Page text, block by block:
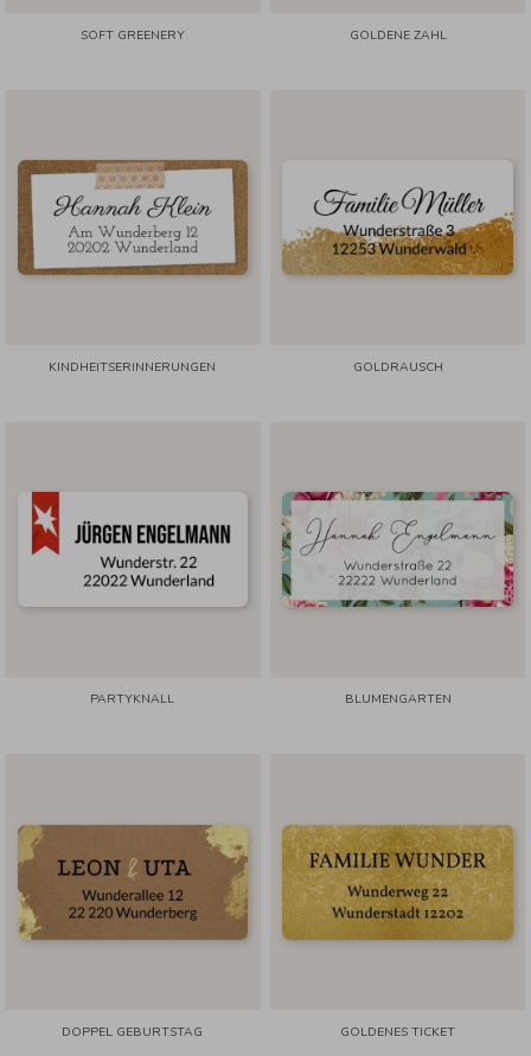
SOFT GREENERY GOLDENE ZAHL
KINDHEITSERINNERUNGEN GOLDRAUSCH
PARTYKNALL BLUMENGARTEN
DOPPEL GEBURTSTAG GOLDENES TICKET